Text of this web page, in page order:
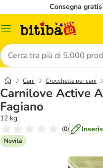
Consegna
Overview
Cerca
Cani Crocchette per cani
Carnilove Active
Fagiano
12 kg
(0)
Novità